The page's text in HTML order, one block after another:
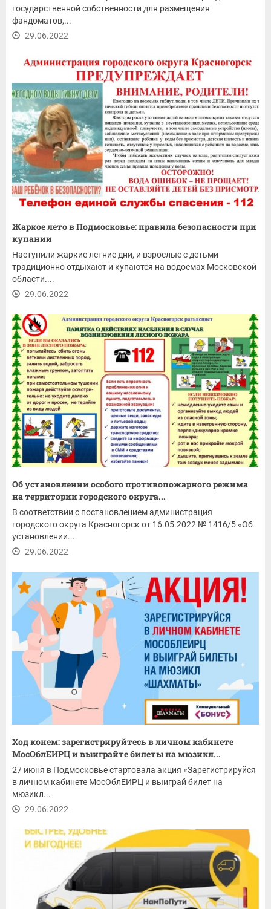
государственной собственности для размещения
фандоматов,...
29.06.2022
Жаркое лето в Подмосковье: правила безопасности при
купании
Наступили жаркие летние дни, и взрослые с детьми
традиционно отдыхают и купаются на водоемах Московской
области....
29.06.2022
Об установлении особого противопожарного режима
на территории городского округа...
В соответствии с постановлением администрация
городского округа Красногорск от 16.05.2022 № 1416/5 «Об
установлении...
29.06.2022
Ход конем: зарегистрируйтесь в личном кабинете
МосОблЕИРЦ и выиграйте билеты на мюзикл...
27 июня в Подмосковье стартовала акция «Зарегистрируйся
в личном кабинете МосОблЕИРЦ и выиграй билет на
мюзикл...
29.06.2022